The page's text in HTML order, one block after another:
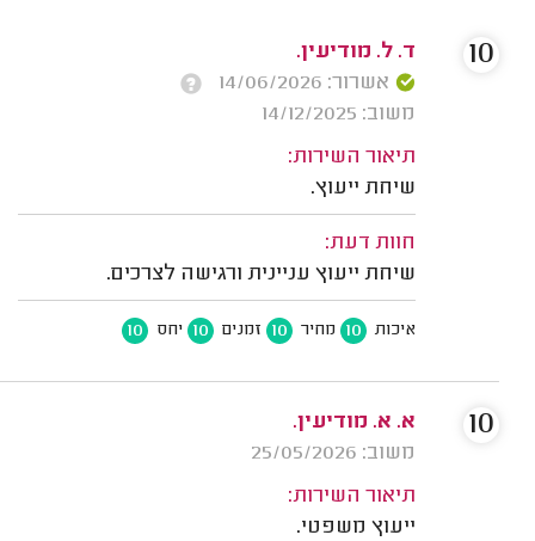
ד. ל. מודיעין.
אשרור: 14/06/2026
משוב: 14/12/2025
תיאור השירות:
שיחת ייעוץ.
חוות דעת:
שיחת ייעוץ עניינית ורגישה לצרכים.
איכות 10 מחיר 10 זמנים 10 יחס 10
10
א. א. מודיעין.
משוב: 25/05/2026
תיאור השירות:
ייעוץ משפטי.
10